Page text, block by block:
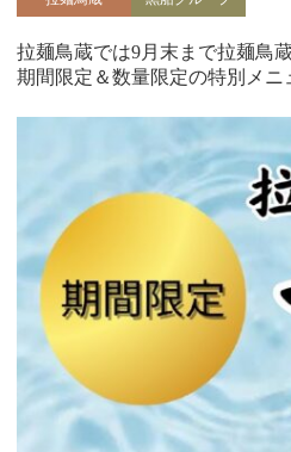
採用情報 お知らせ
拉麺鳥蔵では9月末まで拉麺鳥
期間限定＆数量限定の特別メニ